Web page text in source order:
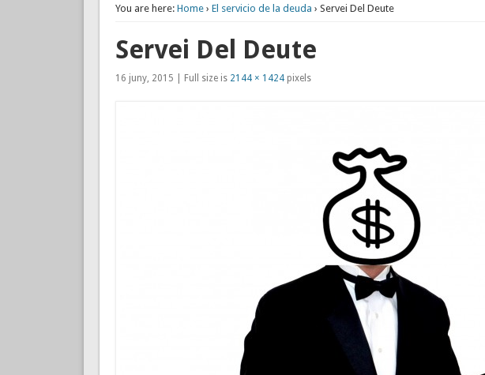
You are here: Home› El servicio de la deuda › Servei Del Deute
Servei Del Deute
16 juny, 2015 | Full size is 2144 × 1424pixels